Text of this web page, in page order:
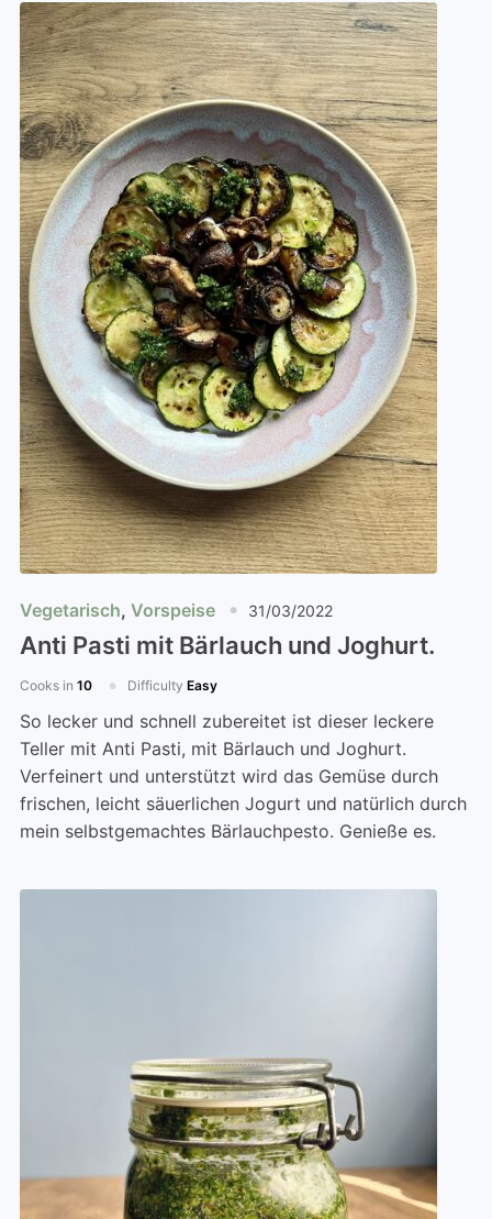
Vegetarisch, Vorspeise 31/03/2022
Anti Pasti mit Bärlauch und Joghurt.
Cooks in 10 Difficulty Easy
So lecker und schnell zubereitet ist dieser leckere
Teller mit Anti Pasti, mit Bärlauch und Joghurt.
Verfeinert und unterstützt wird das Gemüse durch
frischen, leicht säuerlichen Jogurt und natürlich durch
mein selbstgemachtes Bärlauchpesto. Genieße es.